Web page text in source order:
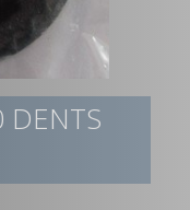
DENTS